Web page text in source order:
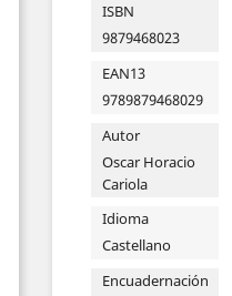
ISBN
9879468023
EAN13
9789879468029
Autor
Oscar Horacio
Cariola
Idioma
Castellano
Encuadernación